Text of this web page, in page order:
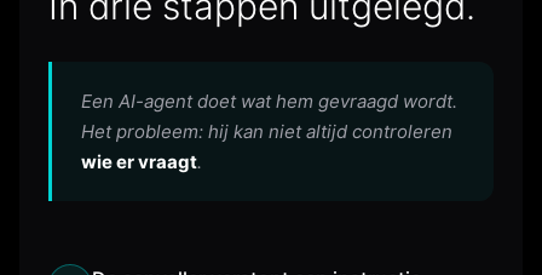
Een AI-agent doet wat hem gevraagd wordt.
Het probleem: hij kan niet altijd controleren
wie er vraagt.